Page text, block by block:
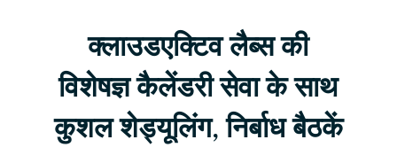
क्लाउडएक्टिव लैब्स की
विशेषज्ञ कैलेंडरी सेवा के साथ
कुशल शेड्यूलिंग, निर्बाध बैठकें